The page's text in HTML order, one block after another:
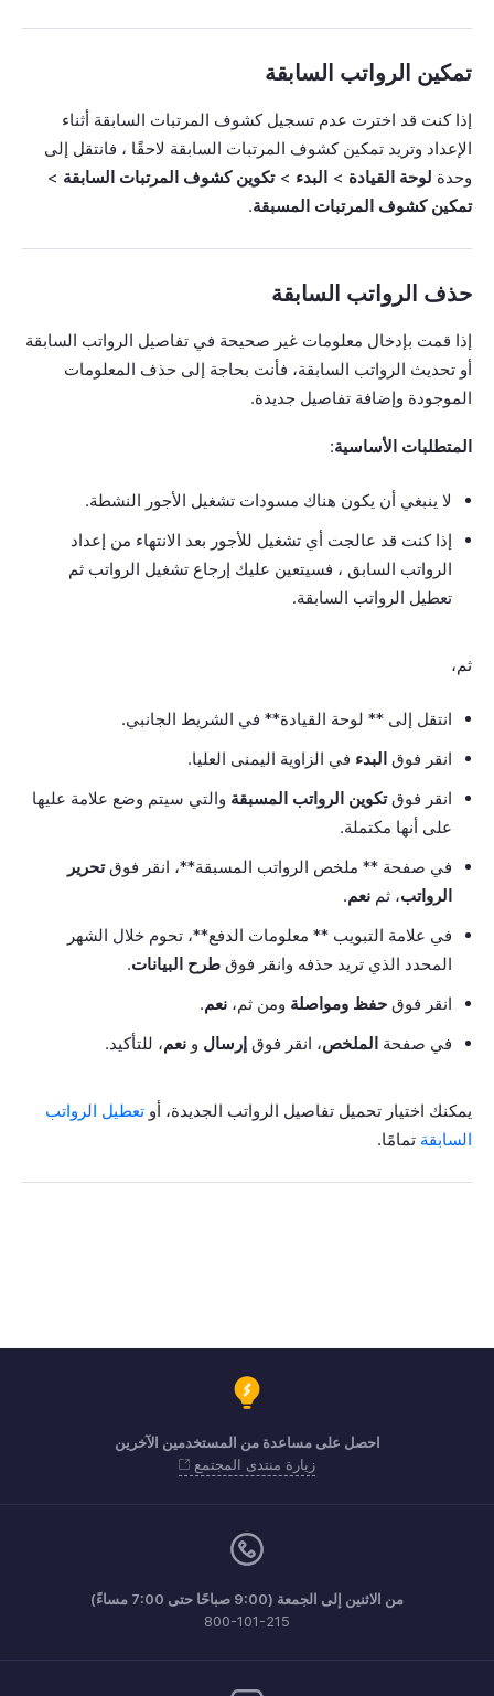
تمكين الرواتب السابقة
إذا كنت قد اخترت عدم تسجيل كشوف المرتبات السابقة أثناء
الإعداد وتريد تمكين كشوف المرتبات السابقة لاحقًا ، فانتقل إلى
وحدة لوحة القيادة > البدء >تكوين كشوف المرتبات السابقة >
تمكين كشوف المرتبات المسبقة.
حذف الرواتب السابقة
إذا قمت بإدخال معلومات غير صحيحة في تفاصيل الرواتب السابقة
أو تحديث الرواتب السابقة، فأنت بحاجة إلى حذف المعلومات
الموجودة وإضافة تفاصيل جديدة.
المتطلبات الأساسية:
لا ينبغي أن يكون هناك مسودات تشغيل الأجور النشطة.
إذا كنت قد عالجت أي تشغيل للأجور بعد الانتهاء من إعداد
الرواتب السابق ، فسيتعين عليك إرجاع تشغيل الرواتب ثم
تعطيل الرواتب السابقة.
ثم،
انتقل إلى ** لوحة القيادة** في الشريط الجانبي.
انقر فوق البدء في الزاوية اليمنى العليا.
انقر فوقتكوين الرواتب المسبقة والتي سيتم وضع علامة عليها
على أنها مكتملة.
في صفحة ** ملخص الرواتب المسبقة**، انقر فوقتحرير
الرواتب، ثم نعم.
في علامة التبويب ** معلومات الدفع**، تحوم خلال الشهر
المحدد الذي تريد حذفه وانقر فوق طرح البيانات.
انقر فوق حفظ ومواصلة ومن ثم، نعم.
في صفحة الملخص، انقر فوق إرسال و نعم، للتأكيد.
يمكنك اختيار تحميل تفاصيل الرواتب الجديدة، أو تعطيل الرواتب
السابقة تمامًا.
احصل على مساعدة من المستخدمين الآخرين
زيارة منتدى المجتمع
من الاثنين إلى الجمعة (9:00 صباحًا حتى 7:00 مساءً)
800-101-215